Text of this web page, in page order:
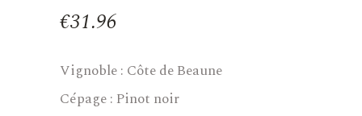
€31.96
Vignoble : Côte de Beaune
Cépage : Pinot noir